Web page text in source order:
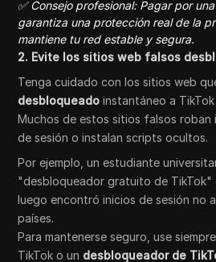
✅ Consejo profesional: Pagar por
garantiza una protección real de la
mantiene tu red estable y segura.
2. Evite los sitios web falsos
Tenga cuidado con los sitios web
desbloqueado instantáneo a
Muchos de estos sitios falsos roban
de sesión o instalan scripts ocultos.
Por ejemplo, un estudiante
"desbloqueador gratuito de TikTok"
luego encontró inicios de sesión no
países.
Para mantenerse seguro, use
TikTok o un desbloqueador de